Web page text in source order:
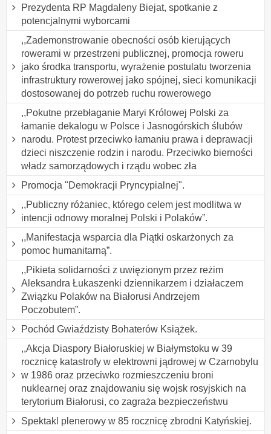
Prezydenta RP Magdaleny Biejat, spotkanie z
potencjalnymi wyborcami
,,Zademonstrowanie obecności osób kierujących
rowerami w przestrzeni publicznej, promocja roweru
jako środka transportu, wyrażenie postulatu tworzenia
infrastruktury rowerowej jako spójnej, sieci komunikacji
dostosowanej do potrzeb ruchu rowerowego
,,Pokutne przebłaganie Maryi Królowej Polski za
łamanie dekalogu w Polsce i Jasnogórskich ślubów
narodu. Protest przeciwko łamaniu prawa i deprawacji
dzieci niszczenie rodzin i narodu. Przeciwko bierności
władz samorządowych i rządu wobec zła
Promocja "Demokracji Pryncypialnej".
,,Publiczny różaniec, którego celem jest modlitwa w
intencji odnowy moralnej Polski i Polaków”.
,,Manifestacja wsparcia dla Piątki oskarżonych za
pomoc humanitarną”.
,,Pikieta solidarności z uwięzionym przez reżim
Aleksandra Łukaszenki dziennikarzem i działaczem
Związku Polaków na Białorusi Andrzejem
Poczobutem”.
Pochód Gwiaździsty Bohaterów Książek.
,,Akcja Diaspory Białoruskiej w Białymstoku w 39
rocznicę katastrofy w elektrowni jądrowej w Czarnobylu
w 1986 oraz przeciwko rozmieszczeniu broni
nuklearnej oraz znajdowaniu się wojsk rosyjskich na
terytorium Białorusi, co zagraża bezpieczeństwu
Spektakl plenerowy w 85 rocznicę zbrodni Katyńskiej.